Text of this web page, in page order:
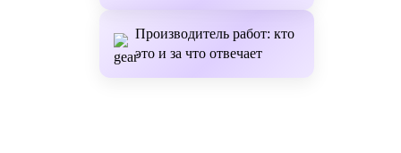
Производитель работ: кто
это и за что отвечает